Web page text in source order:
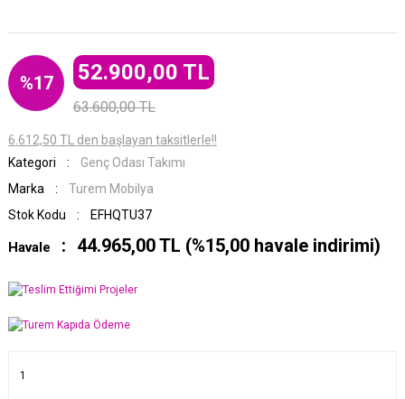
%17 52.900,00 TL
63.600,00 TL
6.612,50 TL den başlayan taksitlerle!!
Kategori
Genç Odası Takımı
Marka
Turem Mobilya
Stok Kodu
EFHQTU37
Havale 44.965,00 TL (%15,00 havale indirimi)